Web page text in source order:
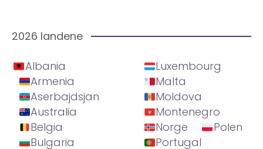
2026 landene
Albania
Armenia
Aserbajdsjan
Australia
Belgia
Bulgaria
Luxembourg
Malta
Moldova
Montenegro
Norge
Polen
Portugal